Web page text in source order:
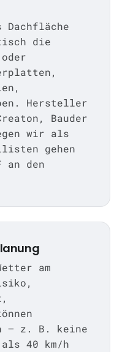
Dachfläche
die
Hersteller
Bauder
wir als
gehen
an den
am
— z. B. keine
als 40 km/h